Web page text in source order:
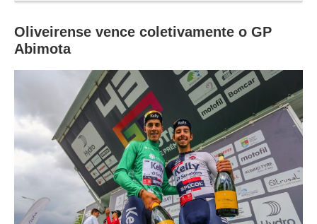
Oliveirense vence coletivamente o GP
Abimota